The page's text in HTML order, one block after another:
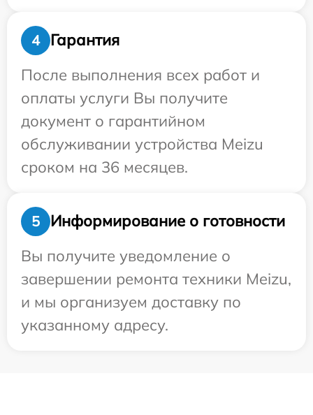
4
Гарантия
После выполнения всех работ и
оплаты услуги Вы получите
документ о гарантийном
обслуживании устройства Meizu
сроком на 36 месяцев.
5
Информирование о готовности
Вы получите уведомление о
завершении ремонта техники Meizu,
и мы организуем доставку по
указанному адресу.